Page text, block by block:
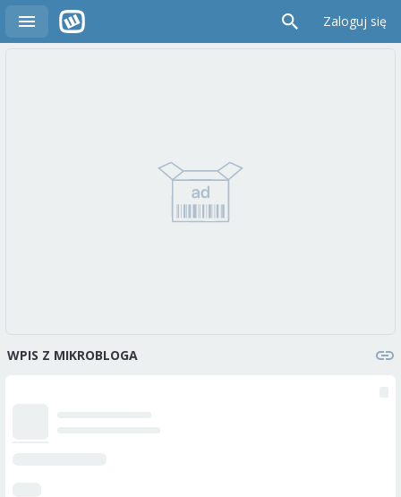
Zaloguj się
WPIS Z MIKROBLOGA